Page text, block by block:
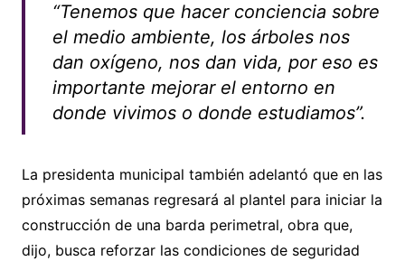
“Tenemos que hacer conciencia sobre
el medio ambiente, los árboles nos
dan oxígeno, nos dan vida, por eso es
importante mejorar el entorno en
donde vivimos o donde estudiamos”.
La presidenta municipal también adelantó que en las
próximas semanas regresará al plantel para iniciar la
construcción de una barda perimetral, obra que,
dijo, busca reforzar las condiciones de seguridad